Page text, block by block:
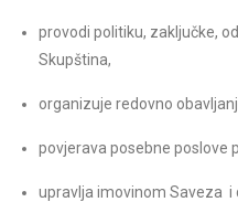
provodi politiku, zaključke,
Skupština,
organizuje redovno
povjerava posebne poslove
upravlja imovinom Saveza i